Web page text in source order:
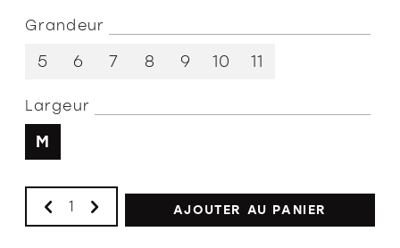
Grandeur
5 6 7 8 9 10 11
Largeur
M
AJOUTER AU PANIER